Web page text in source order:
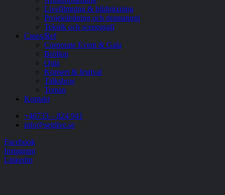
Livefilmning & bildmixning
Projektledning och dramaturgi
Teknik och scenografi
Cases/Ref
Corporate Event & Gala
Bröllop
Quiz
Konsert & festival
Talkshow
Teman
Kontakt
+46733 – 824 941
info@seglive.se
Facebook
Instagram
Linkedin